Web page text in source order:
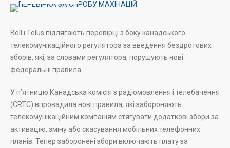
Bell і Telus підлягають перевірці з боку канадського
телекомунікаційного регулятора за введення бездротових
зборів, які, за словами регулятора, порушують нові
федеральні правила.
У п’ятницю Канадська комісія з радіомовлення і телебачення
(CRTC) впровадила нові правила, які забороняють
телекомунікаційним компаніям стягувати додаткові збори за
активацію, зміну або скасування мобільних телефонних
планів. Тепер заборонені збори включають плату за